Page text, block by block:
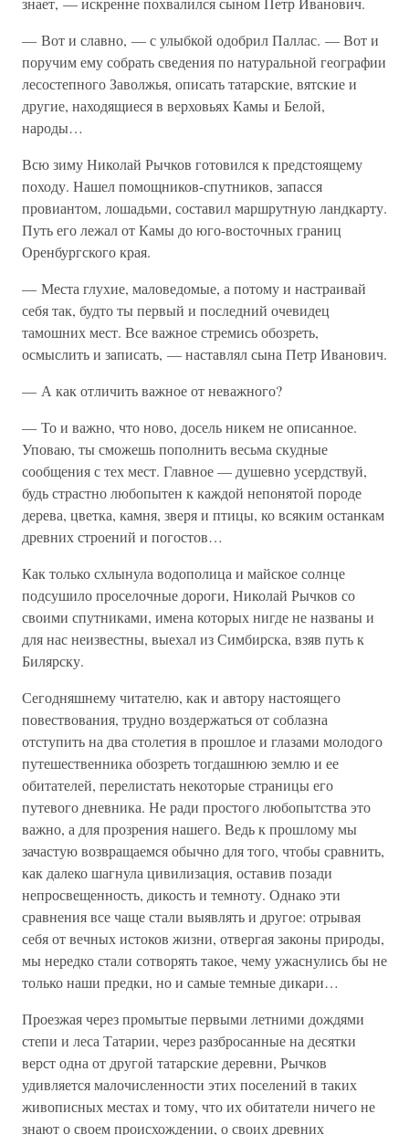
— Вот и славно, — с улыбкой одобрил Паллас. — Вот и
поручим ему собрать сведения по натуральной географии
лесостепного Заволжья, описать татарские, вятские и
другие, находящиеся в верховьях Камы и Белой,
народы…
Всю зиму Николай Рычков готовился к предстоящему
походу. Нашел помощников-спутников, запасся
провиантом, лошадьми, составил маршрутную ландкарту.
Путь его лежал от Камы до юго-восточных границ
Оренбургского края.
— Места глухие, маловедомые, а потому и настраивай
себя так, будто ты первый и последний очевидец
тамошних мест. Все важное стремись обозреть,
осмыслить и записать, — наставлял сына Петр Иванович.
— А как отличить важное от неважного?
— То и важно, что ново, досель никем не описанное.
Уповаю, ты сможешь пополнить весьма скудные
сообщения с тех мест. Главное — душевно усердствуй,
будь страстно любопытен к каждой непонятой породе
дерева, цветка, камня, зверя и птицы, ко всяким останкам
древних строений и погостов…
Как только схлынула водополица и майское солнце
подсушило проселочные дороги, Николай Рычков со
своими спутниками, имена которых нигде не названы и
для нас неизвестны, выехал из Симбирска, взяв путь к
Билярску.
Сегодняшнему читателю, как и автору настоящего
повествования, трудно воздержаться от соблазна
отступить на два столетия в прошлое и глазами молодого
путешественника обозреть тогдашнюю землю и ее
обитателей, перелистать некоторые страницы его
путевого дневника. Не ради простого любопытства это
важно, а для прозрения нашего. Ведь к прошлому мы
зачастую возвращаемся обычно для того, чтобы сравнить,
как далеко шагнула цивилизация, оставив позади
непросвещенность, дикость и темноту. Однако эти
сравнения все чаще стали выявлять и другое: отрывая
себя от вечных истоков жизни, отвергая законы природы,
мы нередко стали сотворять такое, чему ужаснулись бы не
только наши предки, но и самые темные дикари…
Проезжая через промытые первыми летними дождями
степи и леса Татарии, через разбросанные на десятки
верст одна от другой татарские деревни, Рычков
удивляется малочисленности этих поселений в таких
живописных местах и тому, что их обитатели ничего не
знают о своем происхождении, о своих древних